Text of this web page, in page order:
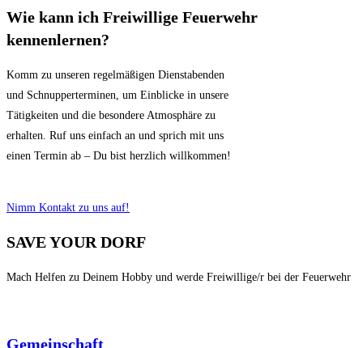
Wie kann ich Freiwillige Feuerwehr
kennenlernen?
Komm zu unseren regelmäßigen Dienstabenden
und Schnupperterminen, um Einblicke in unsere
Tätigkeiten und die besondere Atmosphäre zu
erhalten. Ruf uns einfach an und sprich mit uns
einen Termin ab – Du bist herzlich willkommen!
Nimm Kontakt zu uns auf!
SAVE YOUR DORF
Mach Helfen zu Deinem Hobby und werde Freiwillige/r bei der Feuerwehr
Gemeinschaft